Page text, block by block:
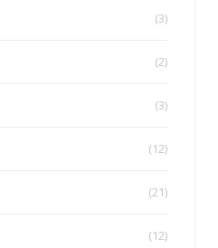
(3)
(2)
(3)
(12)
(21)
(12)